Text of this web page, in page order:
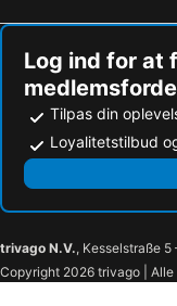
Log ind for at
Tilpas din
Loyalitetstilbud
trivago N.V., Kesselstraße 5
Copyright 2026 trivago |